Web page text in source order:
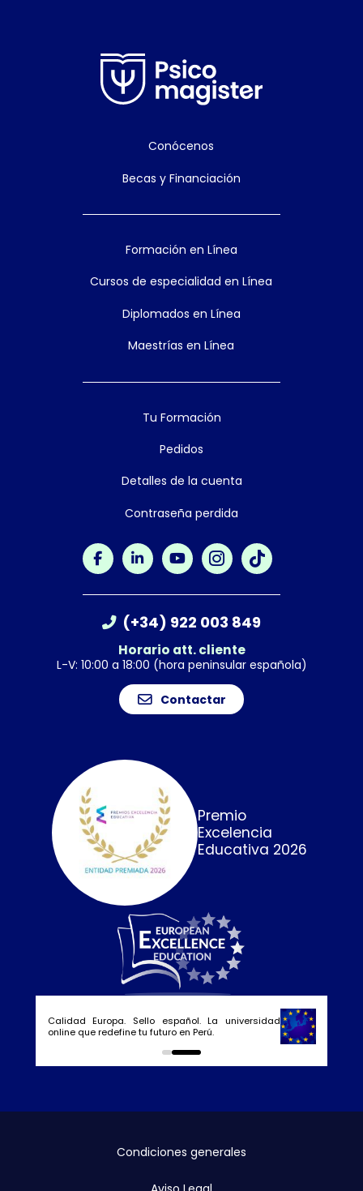
Conócenos
Becas y Financiación
Formación en Línea
Cursos de especialidad en Línea
Diplomados en Línea
Maestrías en Línea
Tu Formación
Pedidos
Detalles de la cuenta
Contraseña perdida
(+34) 922 003 849
Horario att. cliente
L-V: 10:00 a 18:00 (hora peninsular española)
Contactar
Premio
Excelencia
Educativa 2026
Calidad Europa. Sello español. La universidad
online que redefine tu futuro en Perú.
0 1
Condiciones generales